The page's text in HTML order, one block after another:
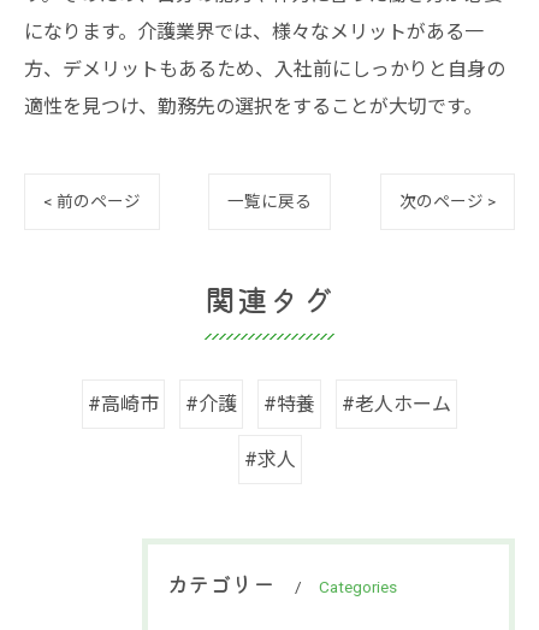
になります。介護業界では、様々なメリットがある一
方、デメリットもあるため、入社前にしっかりと自身の
適性を見つけ、勤務先の選択をすることが大切です。
< 前のページ 一覧に戻る 次のページ >
関連タグ
#高崎市 #介護 #特養 #老人ホーム
#求人
カテゴリー Categories